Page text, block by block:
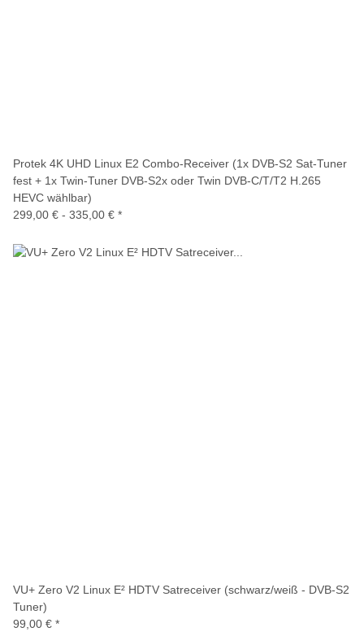
Protek 4K UHD Linux E2 Combo-Receiver (1x DVB-S2 Sat-Tuner
fest + 1x Twin-Tuner DVB-S2x oder Twin DVB-C/T/T2 H.265
HEVC wählbar)
299,00 € - 335,00 € *
VU+ Zero V2 Linux E² HDTV Satreceiver (schwarz/weiß - DVB-S2
Tuner)
99,00 € *